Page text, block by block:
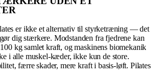
er ikke et alternativ til styrketræning — det
dig stærkere. Modstanden fra fjedrene kan
kg samlet kraft, og maskinens biomekanik
i alle muskel-kæder, ikke kun de store.
færre skader, mere kraft i basis-løft. Pilates